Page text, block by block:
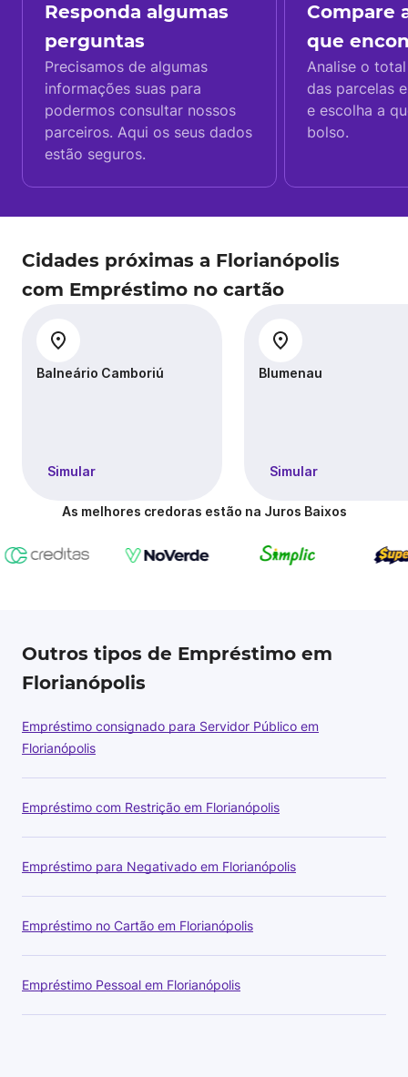
Responda algumas
perguntas
Precisamos de algumas
informações suas para
podermos consultar nossos
parceiros. Aqui os seus dados
estão seguros.
Compare
que
Analise o
das parcelas
e escolha a
bolso.
Cidades próximas a Florianópolis
com Empréstimo no cartão
Balneário Camboriú
Simular
Blumenau
Simular
As melhores credoras estão na Juros Baixos
Outros tipos de Empréstimo em
Florianópolis
Empréstimo consignado para Servidor Público em
Florianópolis
Empréstimo com Restrição em Florianópolis
Empréstimo para Negativado em Florianópolis
Empréstimo no Cartão em Florianópolis
Empréstimo Pessoal em Florianópolis